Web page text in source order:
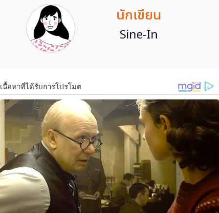
นักเขียน
Sine-In
เนื้อหาที่ได้รับการโปรโมต